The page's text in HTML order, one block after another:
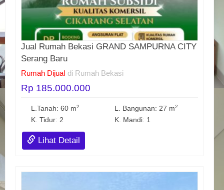
Jual Rumah Bekasi GRAND SAMPURNA CITY
Serang Baru
Rumah Dijual di Rumah Bekasi
Rp 185.000.000
L.Tanah: 60 m2 L. Bangunan: 27 m2
K. Tidur: 2 K. Mandi: 1
Lihat Detail